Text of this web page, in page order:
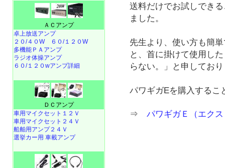
送料だけでお試しでき
ました。
先生より、使い方も簡
と、首に掛けて使用し
らない。」と申してお
パワギガEを購入するこ
⇒パワギガＥ（エク
ＡＣアンプ
卓上放送アンプ
２０/４０W
６０/１２０W
多機能ＰＡアンプ
ラジオ体操アンプ
６０/１２０wアンプ詳細
ＤＣアンプ
車用マイクセット１２Ｖ
車用マイクセット２４Ｖ
船舶用アンプ２４Ｖ
選挙カー用 車載アンプ